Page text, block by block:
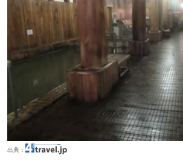
出典：